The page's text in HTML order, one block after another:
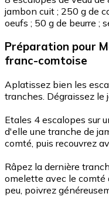
jambon cuit ; 250 g de
oeufs ; 50 g de beurre ;
Préparation pour
franc-comtoise
Aplatissez bien les
tranches. Dégraissez le
Etales 4 escalopes sur
d'elle une tranche de
comté, puis recouvrez
Râpez la dernière
omelette avec le comté
peu, poivrez